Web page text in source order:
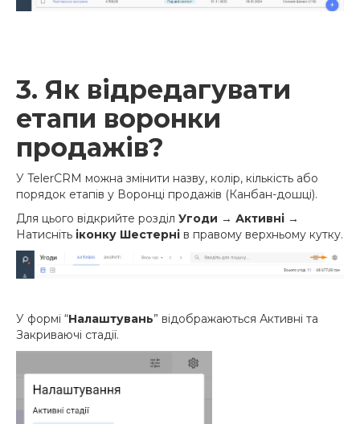
3. Як відредагувати
етапи воронки
продажів?
У TelerCRM можна змінити назву, колір, кількість або
порядок етапів у Воронці продажів (Канбан-дошці).
Для цього відкрийте розділ Угоди → Активні →
Натисніть іконку Шестерні в правому верхньому кутку.
У формі “Налаштувань” відображаються Активні та
Закриваючі стадії.